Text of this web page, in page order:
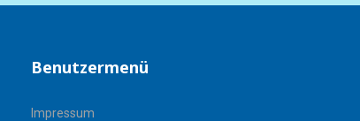
Benutzermenü
Impressum